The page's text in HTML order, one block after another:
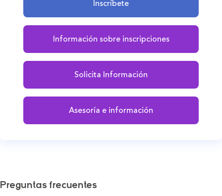
Inscríbete
Información sobre inscripciones
Solicita Información
Asesoría e información
Preguntas frecuentes